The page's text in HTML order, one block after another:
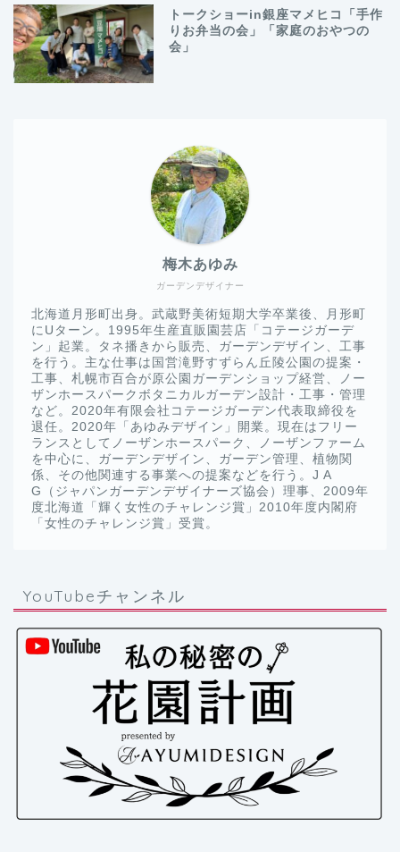
トークショーin銀座マメヒコ「手作
りお弁当の会」「家庭のおやつの
会」
ガーデンデザイナー
梅木あゆみ
北海道月形町出身。武蔵野美術短期大学卒業後、月形町
にUターン。1995年生産直販園芸店「コテージガーデ
ン」起業。タネ播きから販売、ガーデンデザイン、工事
を行う。主な仕事は国営滝野すずらん丘陵公園の提案・
工事、札幌市百合が原公園ガーデンショップ経営、ノー
ザンホースパークボタニカルガーデン設計・工事・管理
など。2020年有限会社コテージガーデン代表取締役を
退任。2020年「あゆみデザイン」開業。現在はフリー
ランスとしてノーザンホースパーク、ノーザンファーム
を中心に、ガーデンデザイン、ガーデン管理、植物関
係、その他関連する事業への提案などを行う。J A
G（ジャパンガーデンデザイナーズ協会）理事、2009年
度北海道「輝く女性のチャレンジ賞」2010年度内閣府
「女性のチャレンジ賞」受賞。
YouTubeチャンネル